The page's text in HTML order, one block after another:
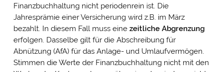
Finanzbuchhaltung nicht periodenrein ist. Die
Jahresprämie einer Versicherung wird z.B. im März
bezahlt. In diesem Fall muss eine zeitliche Abgrenzung
erfolgen. Dasselbe gilt für die Abschreibung für
Abnützung (AfA) für das Anlage- und Umlaufvermögen.
Stimmen die Werte der Finanzbuchhaltung nicht mit den